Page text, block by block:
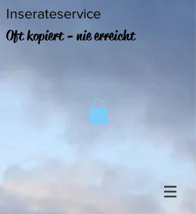
Inserateservice
Oft kopiert - nie erreicht